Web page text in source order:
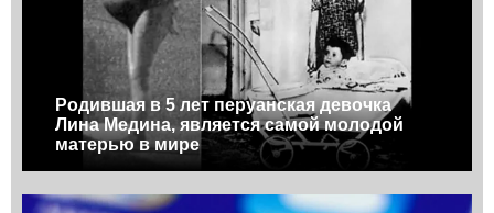
Родившая в 5 лет перуанская девочка
Лина Медина, является самой молодой
матерью в мире